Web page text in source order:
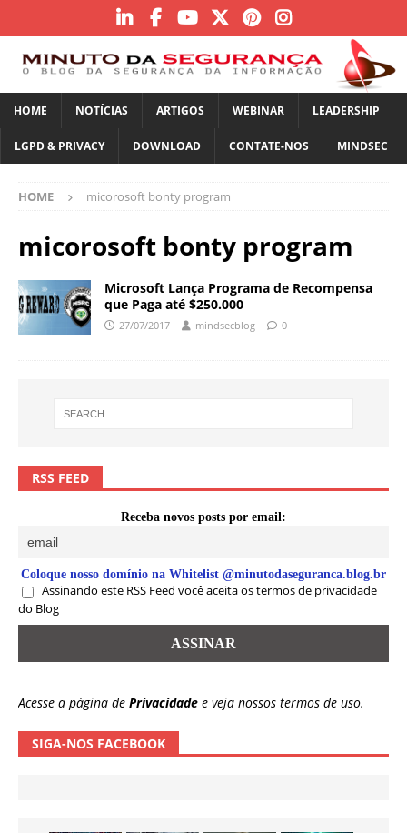
HOME NOTÍCIAS ARTIGOS WEBINAR LEADERSHIP
LGPD & PRIVACY DOWNLOAD CONTATE-NOS MINDSEC
HOME micorosoft bonty program
micorosoft bonty program
Microsoft Lança Programa de Recompensa
que Paga até $250.000
27/07/2017 mindsecblog 0
RSS FEED
Receba novos posts por email:
Coloque nosso domínio na Whitelist @minutodaseguranca.blog.br
Assinando este RSS Feed você aceita os termos de privacidade
do Blog
Acesse a página de Privacidade e veja nossos termos de uso.
SIGA-NOS FACEBOOK